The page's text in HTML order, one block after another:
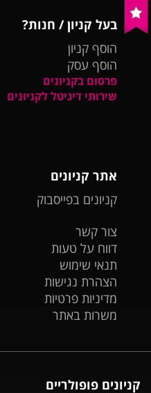
בעל קניון / חנות?
הוסף קניון
הוסף עסק
פרסום בקניונים
שירותי דיגיטל לקניונים
אתר קניונים
קניונים בפייסבוק
צור קשר
דווח על טעות
תנאי שימוש
הצהרת נגישות
מדיניות פרטיות
משרות באתר
קניונים פופולריים